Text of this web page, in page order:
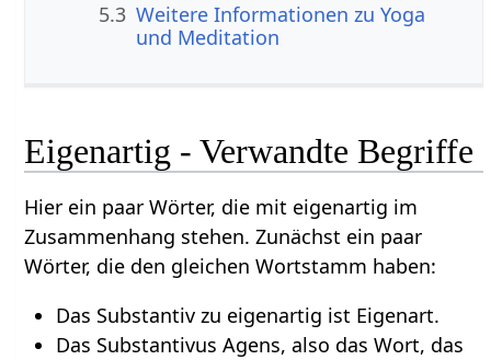
5.3 Weitere Informationen zu Yoga
und Meditation
Eigenartig - Verwandte Begriffe
Hier ein paar Wörter, die mit eigenartig im
Zusammenhang stehen. Zunächst ein paar
Wörter, die den gleichen Wortstamm haben:
Das Substantiv zu eigenartig ist Eigenart.
Das Substantivus Agens, also das Wort, das